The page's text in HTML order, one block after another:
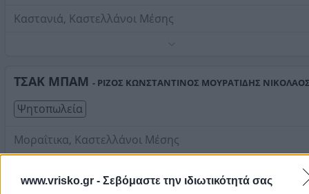
www.vrisko.gr - Σεβόμαστε την ιδιωτικότητά σας
Καστανιά, Καστελλάνοι Μέσης
ΤΣΑΚ ΜΠΑΜ - ΡΙΖΟΣ ΚΩΝΣΤΑΝΤΙΝΟΣ ΜΟΥΡΑΤΙΔΗΣ
Ψητοπωλεία
Μοραΐτικα, Καστελλάνοι Μέσης
Στοιχεία αναζήτησης:Ψητοπωλεία , Καστελλάνοι